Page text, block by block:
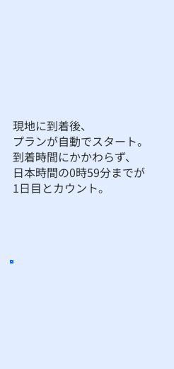
現地に到着後、
プランが自動でスタート。
到着時間にかかわらず、
日本時間の0時59分までが
1日目とカウント。